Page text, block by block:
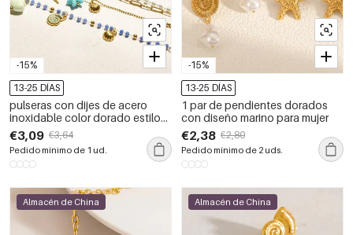
-15%
13-25 DÍAS
pulseras con dijes de acero
inoxidable color dorado estilo
oceánico
€3,09 €3,64
Pedido mínimo de 1 ud.
-15%
13-25 DÍAS
1 par de pendientes dorados
con diseño marino para mujer
€2,38 €2,80
Pedido mínimo de 2 uds.
Almacén de China Almacén de China